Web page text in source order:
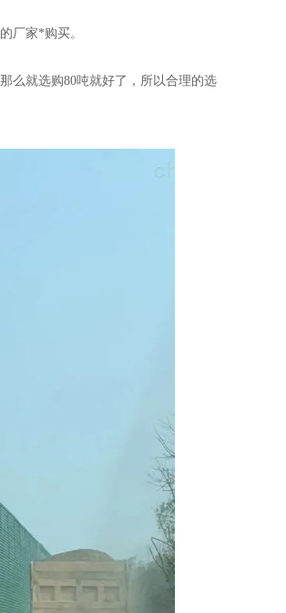
厂家*购买。
么就选购80吨就好了，所以合理的选